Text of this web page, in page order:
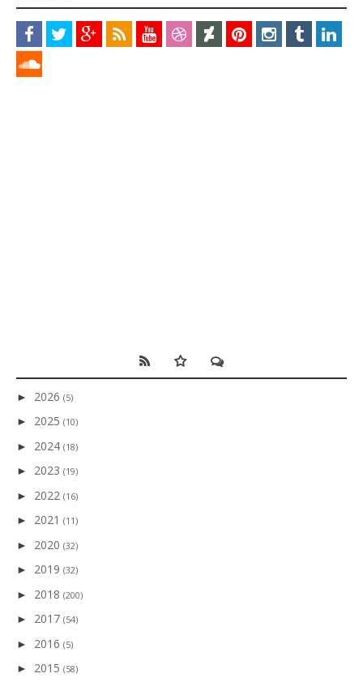
► 2026 (5)
► 2025 (10)
► 2024 (18)
► 2023 (19)
► 2022 (16)
► 2021 (11)
► 2020 (32)
► 2019 (32)
► 2018 (200)
► 2017 (54)
► 2016 (5)
► 2015 (58)